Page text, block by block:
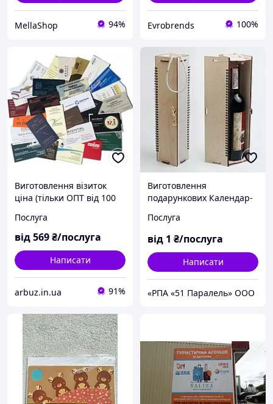
MellaShop 94% Evrobrends 100%
Виготовлення візиток
ціна (тільки ОПТ від 100
Послуга
від569₴/послуга
Написати
arbuz.in.ua 91%
Виготовлення
подарункових Календар-
різних розмірів
Послуга
від 1 ₴/послуга
Написати
«РПА «51 Паралель» ООО